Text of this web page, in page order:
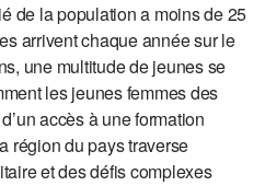
de la population a moins de 25
arrivent chaque année sur le
une multitude de jeunes se
les jeunes femmes des
accès à une formation
région du pays traverse
et des défis complexes